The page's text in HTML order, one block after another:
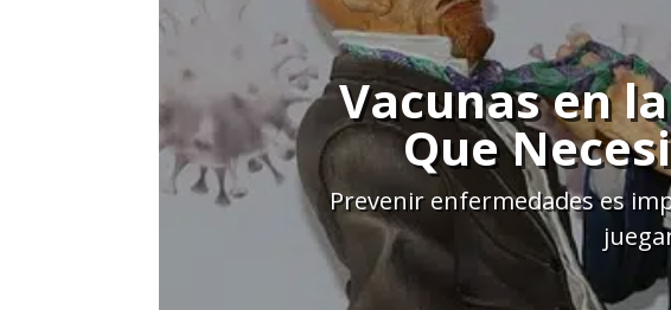
Vacunas en
Que
Prevenir enfermedades es